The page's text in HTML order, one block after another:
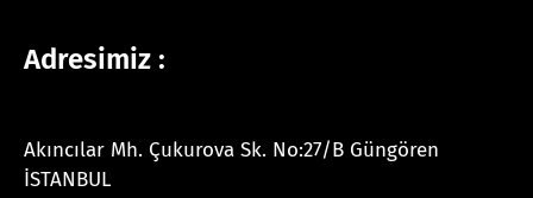
Adresimiz :
Akıncılar Mh. Çukurova Sk. No:27/B Güngören
İSTANBUL